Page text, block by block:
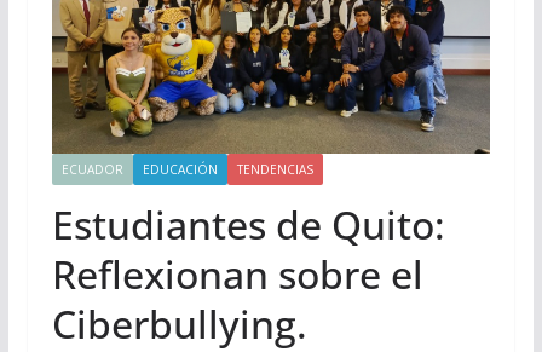
ECUADOR EDUCACIÓN TENDENCIAS
Estudiantes de Quito:
Reflexionan sobre el
Ciberbullying.